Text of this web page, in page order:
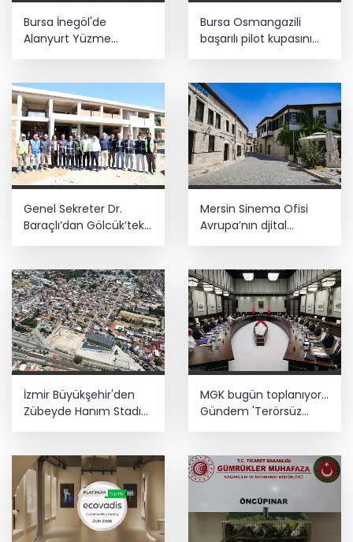
Bursa İnegöl'de
Alanyurt Yüzme
Havuzu'nda çalışmalar
Bursa Osmangazili
başarılı pilot kupasını
Başkan Aydın’la paylaştı
Genel Sekreter Dr.
Baraçlı’dan Gölcük’teki
Mersin Sinema Ofisi
Avrupa’nın djital
İzmir Büyükşehir'den
Zübeyde Hanım Stadı
MGK bugün toplanıyor...
Gündem 'Terörsüz